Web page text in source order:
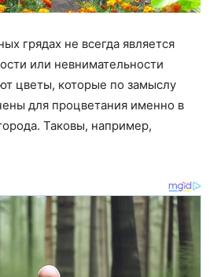
грядах не всегда является
или невнимательности
цветы, которые по замыслу
для процветания именно в
Таковы, например,